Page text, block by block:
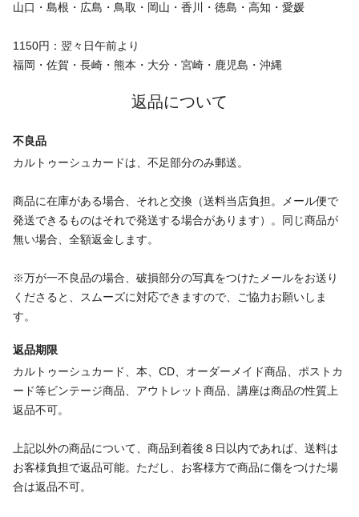
山口・島根・広島・鳥取・岡山・香川・徳島・高知・愛媛
1150円：翌々日午前より
福岡・佐賀・長崎・熊本・大分・宮崎・鹿児島・沖縄
返品について
不良品
カルトゥーシュカードは、不足部分のみ郵送。
商品に在庫がある場合、それと交換（送料当店負担。メール便で
発送できるものはそれで発送する場合があります）。同じ商品が
無い場合、全額返金します。
※万が一不良品の場合、破損部分の写真をつけたメールをお送り
くださると、スムーズに対応できますので、ご協力お願いしま
す。
返品期限
カルトゥーシュカード、本、CD、オーダーメイド商品、ポストカ
ード等ビンテージ商品、アウトレット商品、講座は商品の性質上
返品不可。
上記以外の商品について、商品到着後８日以内であれば、送料は
お客様負担で返品可能。ただし、お客様方で商品に傷をつけた場
合は返品不可。